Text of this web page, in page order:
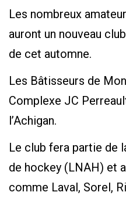
Les nombreux
auront un nouveau
de cet automne.
Les Bâtisseurs de
Complexe JC
l’Achigan.
Le club fera partie de
de hockey (LNAH) et
comme Laval, Sorel,